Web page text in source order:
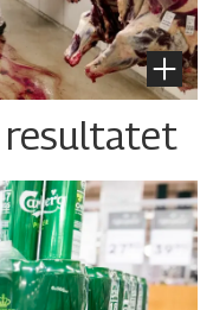
resultatet